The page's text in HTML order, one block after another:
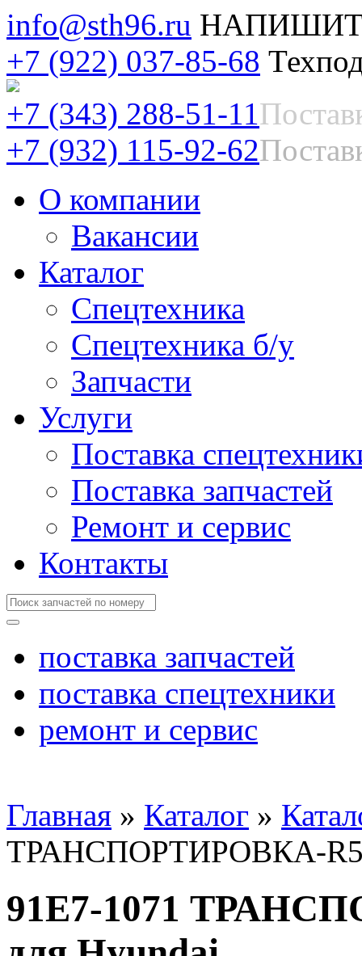
info@sth96.ru
+7 (922) 037-85-68
+7 (343) 288-51-11
+7 (932) 115-92-62
О компании
Вакансии
Каталог
Спецтехника
Спецтехника б/у
Запчасти
Услуги
Поставка
Поставка запчастей
Ремонт и сервис
Контакты
поставка запчастей
поставка спецтехники
ремонт и сервис
Главная » Каталог »
ТРАНСПОРТИРОВКА-
91E7-1071